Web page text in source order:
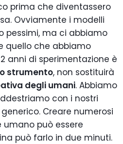
prima che diventassero
Ovviamente i modelli
pessimi, ma ci abbiamo
quello che abbiamo
anni di sperimentazione è
strumento, non sostituirà
degli umani. Abbiamo
con i nostri
Creare numerosi
umano può essere
può farlo in due minuti.